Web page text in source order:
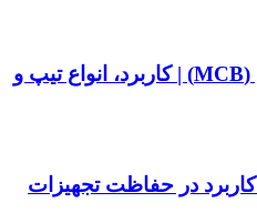
کلید مینیاتوری زیمنس (MCB) | کاربرد، انواع تیپ و
در حفاظت تجهیزات